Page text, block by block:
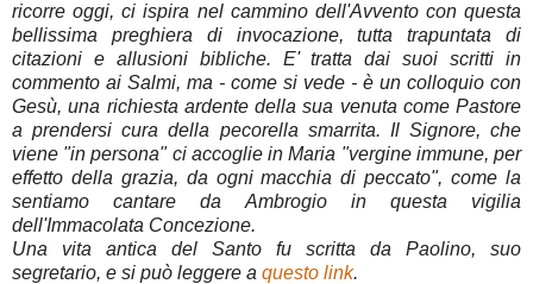
ricorre oggi, ci ispira nel cammino dell'Avvento con questa
bellissima preghiera di invocazione, tutta trapuntata di
citazioni e allusioni bibliche. E' tratta dai suoi scritti in
commento ai Salmi, ma - come si vede - è un colloquio con
Gesù, una richiesta ardente della sua venuta come Pastore
a prendersi cura della pecorella smarrita. Il Signore, che
viene "in persona" ci accoglie in Maria "vergine immune, per
effetto della grazia, da ogni macchia di peccato", come la
sentiamo cantare da Ambrogio in questa vigilia
dell'Immacolata Concezione.
Una vita antica del Santo fu scritta da Paolino, suo
segretario, e si può leggere a questo link.